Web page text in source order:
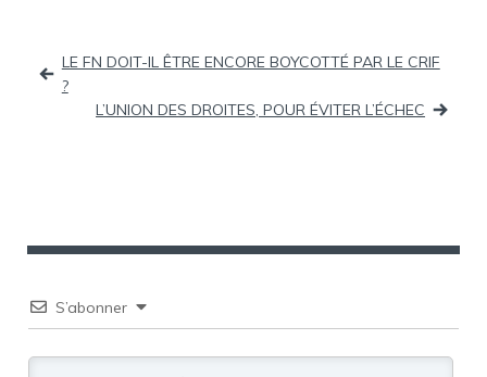
Navigation
LE FN DOIT-IL ÊTRE ENCORE BOYCOTTÉ PAR LE CRIF
?
L’UNION DES DROITES, POUR ÉVITER L’ÉCHEC
S’abonner